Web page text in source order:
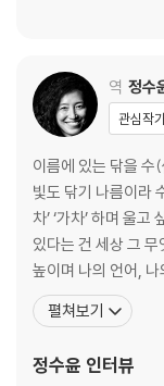
역 정수
관심작
이름에 있는 닦을 수
빛도 닦기 나름이라
차’ ‘가차’ 하며 울
있다는 건 세상 그 무
높이며 나의 언어,
‘유카르’ 계승자가
비가 되었다는 것. 이
《한 줄 시
펼쳐보기
정수윤 인터뷰